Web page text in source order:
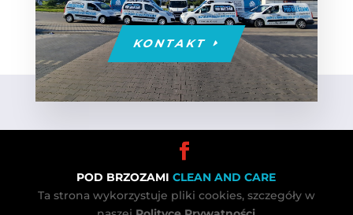
KONTAKT
POD BRZOZAMICLEAN AND CARE
Ta strona wykorzystuje pliki cookies, szczegóły w